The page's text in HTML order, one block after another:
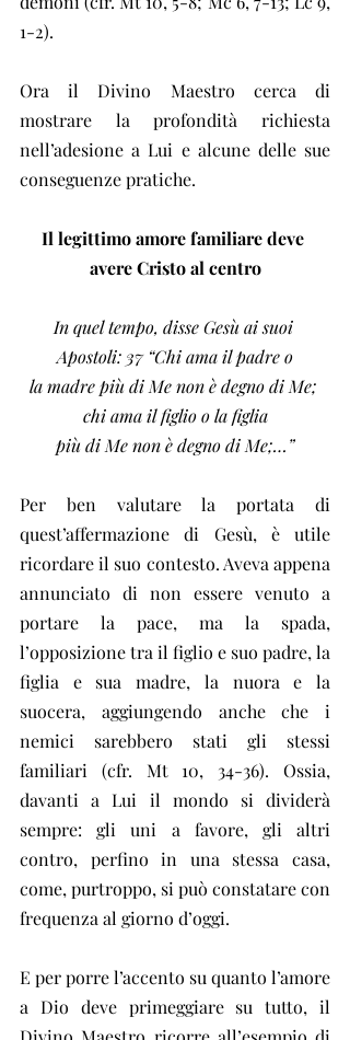
1-2).
Ora il Divino Maestro cerca di
mostrare la profondità richiesta
nell’adesione a Lui e alcune delle sue
conseguenze pratiche.
Il legittimo amore familiare deve
avere Cristo al centro
In quel tempo, disse Gesù ai suoi
Apostoli: 37 “Chi ama il padre o
la madre più di Me non è degno di Me;
chi ama il figlio o la figlia
più di Me non è degno di Me;…”
Per ben valutare la portata di
quest’affermazione di Gesù, è utile
ricordare il suo contesto. Aveva appena
annunciato di non essere venuto a
portare la pace, ma la spada,
l’opposizione tra il figlio e suo padre, la
figlia e sua madre, la nuora e la
suocera, aggiungendo anche che i
nemici sarebbero stati gli stessi
familiari (cfr. Mt 10, 34-36). Ossia,
davanti a Lui il mondo si dividerà
sempre: gli uni a favore, gli altri
contro, perfino in una stessa casa,
come, purtroppo, si può constatare con
frequenza al giorno d’oggi.
E per porre l’accento su quanto l’amore
a Dio deve primeggiare su tutto, il